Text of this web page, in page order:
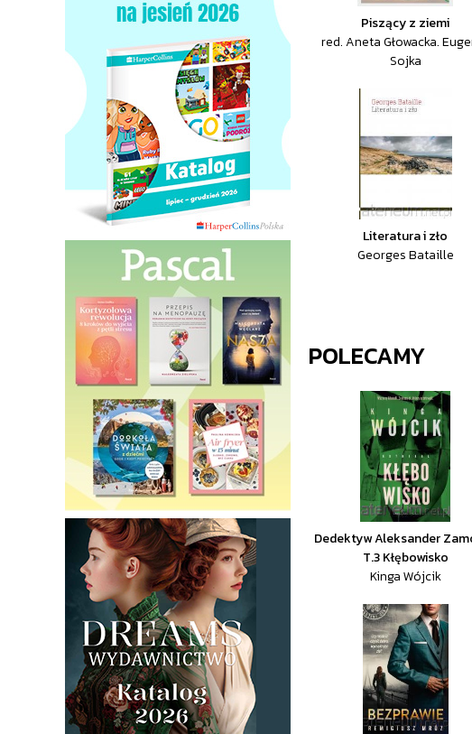
Piszący z ziemi
red. Aneta Głowacka.
Sojka
Literatura i zło
Georges Bataille
POLECAMY
Dedektyw Aleksander
T.3 Kłębowisko
Kinga Wójcik